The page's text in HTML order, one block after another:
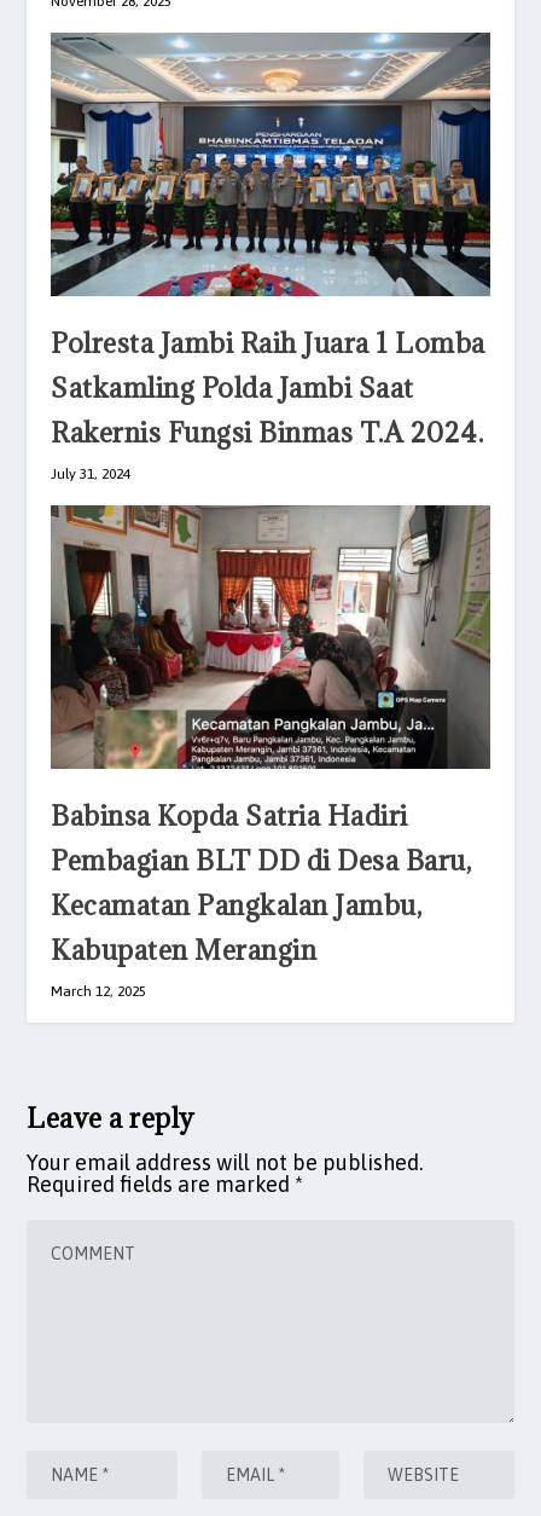
Polresta Jambi Raih Juara 1 Lomba
Satkamling Polda Jambi Saat
Rakernis Fungsi Binmas T.A 2024.
July 31, 2024
Babinsa Kopda Satria Hadiri
Pembagian BLT DD di Desa Baru,
Kecamatan Pangkalan Jambu,
Kabupaten Merangin
March 12, 2025
Leave a reply
Your email address will not be published.
Required fields are marked *